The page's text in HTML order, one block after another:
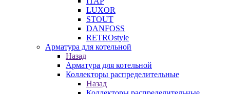
LUXOR
STOUT
DANFOSS
RETROstyle
Арматура для котельной
Назад
Арматура для котельной
Коллекторы распределительные
Назад